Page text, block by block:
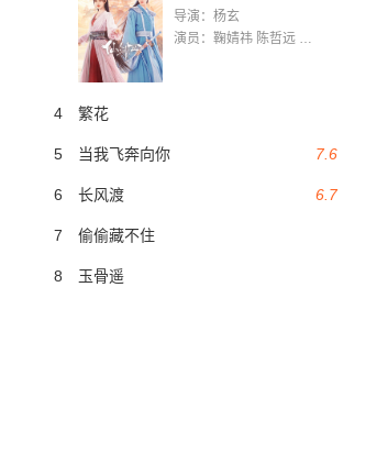
导演：杨玄
演员：鞠婧祎 陈哲远 茅子俊 毛晓慧 王媛可 张志浩 林枫松 张帆（演员）
4 繁花
7.6
5 当我飞奔向你
6.7
6 长风渡
7 偷偷藏不住
8 玉骨遥